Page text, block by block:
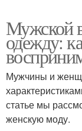
Мужской
одежду:
Мужчины и
статье мы
женскую моду.